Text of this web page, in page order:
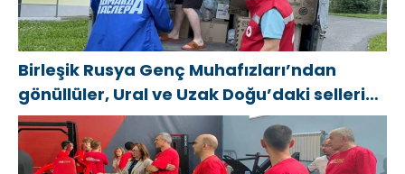
Birleşik Rusya Genç Muhafızları’ndan
gönüllüler, Ural ve Uzak Doğu’daki sellerin
sonuçlarını ortadan kaldırmaya yardımcı
oluyor